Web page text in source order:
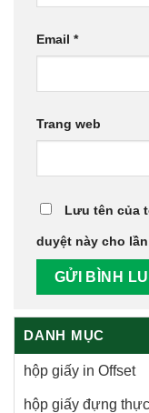
Email *
Trang web
Lưu tên của
duyệt này cho
DANH MỤC
hộp giấy in Offset
hộp giấy đựng